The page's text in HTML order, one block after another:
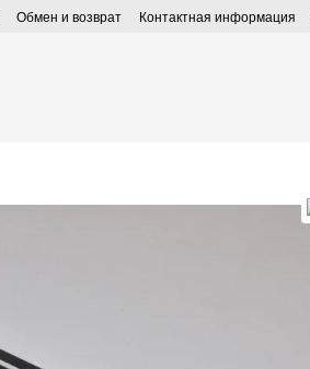
Обмен и возврат Контактная информация